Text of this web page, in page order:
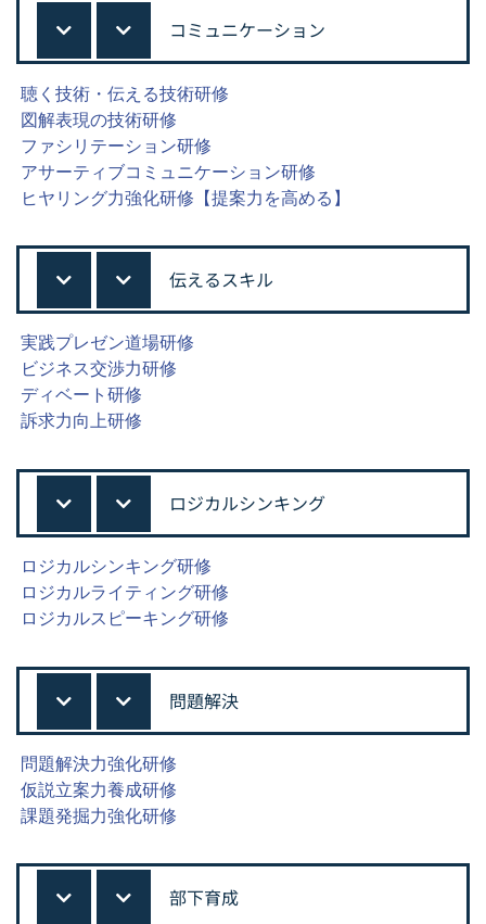
コミュニケーション
聴く技術・伝える技術研修
図解表現の技術研修
ファシリテーション研修
アサーティブコミュニケーション研修
ヒヤリング力強化研修【提案力を高める】
伝えるスキル
実践プレゼン道場研修
ビジネス交渉力研修
ディベート研修
訴求力向上研修
ロジカルシンキング
ロジカルシンキング研修
ロジカルライティング研修
ロジカルスピーキング研修
問題解決
問題解決力強化研修
仮説立案力養成研修
課題発掘力強化研修
部下育成